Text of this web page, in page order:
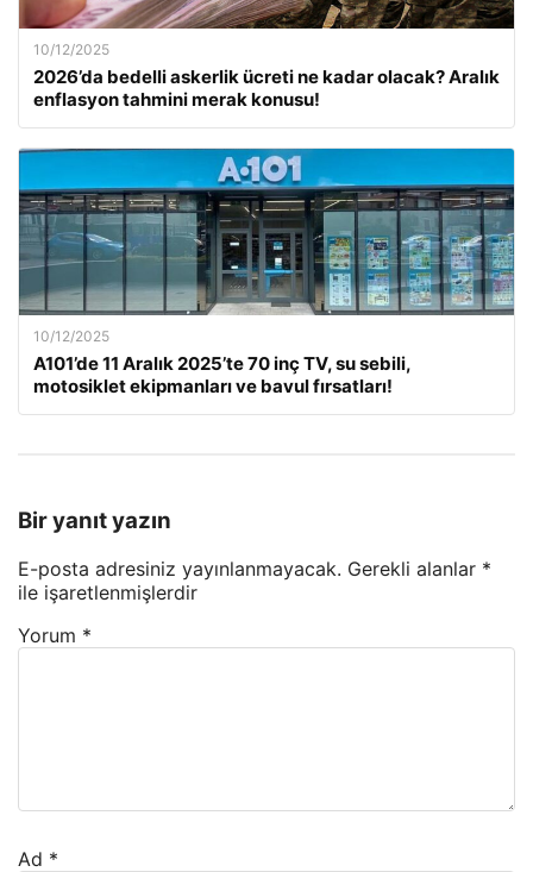
10/12/2025
2026’da bedelli askerlik ücreti ne kadar olacak? Aralık
enflasyon tahmini merak konusu!
10/12/2025
A101’de 11 Aralık 2025’te 70 inç TV, su sebili,
motosiklet ekipmanları ve bavul fırsatları!
Bir yanıt yazın
E-posta adresiniz yayınlanmayacak. Gerekli alanlar *
ile işaretlenmişlerdir
Yorum *
Ad *